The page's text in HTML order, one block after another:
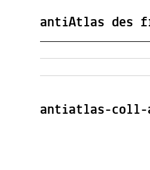
antiAtlas des
antiatlas-coll-